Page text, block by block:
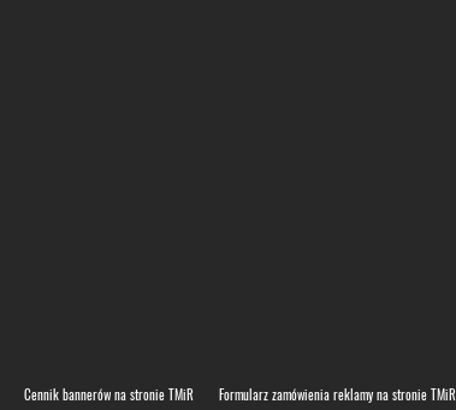
Cennik bannerów na stronie TMiR Formularz zamówienia reklamy na stronie TMiR